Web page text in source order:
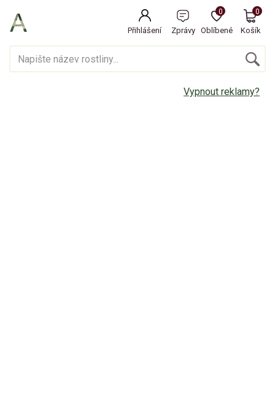
Přihlášení Zprávy Oblíbené
0
Košík
0
Vypnout reklamy?